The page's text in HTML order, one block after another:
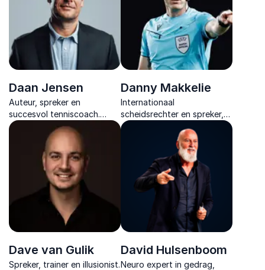
Daan Jensen
Auteur, spreker en
succesvol tenniscoach.
Reset je mindset, krijg
hernieuwde energie en
bereik meer dan je ooit had
durven dromen.
Danny Makkelie
Internationaal
scheidsrechter en spreker,
deelt inspirerende inzichten
over leiderschap, teamwork
en presteren onder druk.
Dave van Gulik
Spreker, trainer en illusionist.
David Hulsenboom
Neuro expert in gedrag,